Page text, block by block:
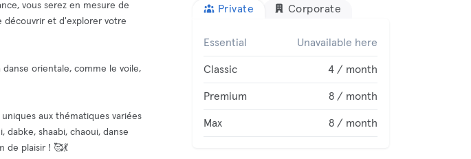
vous serez en mesure de
découvrir et d'explorer votre
danse orientale, comme le voile,
aux thématiques variées
dabke, shaabi, chaoui, danse
de plaisir ! 🥰💃
Private Corporate
Essential Unavailable here
Classic 4 / month
Premium 8 / month
Max 8 / month